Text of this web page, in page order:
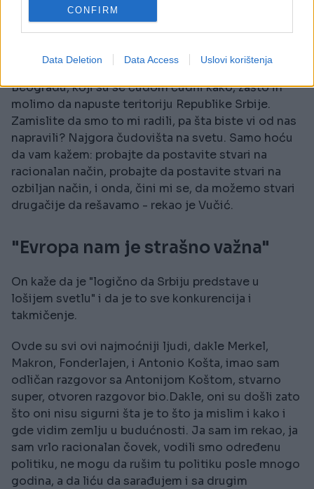
CONFIRM
Data Deletion Data Access Uslovi korištenja
ni u čemu drugom. I hoćete da me naterate da
kažem da je to bilo mnogo gore nego njihovo
učešće? Pa mi smo odavde imali, imali ste
poslanike koji su učestvovali u nemirima u
Beogradu, koji su se čudom čudili kako, zašto ih
molimo da napuste teritoriju Republike Srbije.
Zamislite da smo to mi radili, pa šta biste vi od nas
napravili? Najgora čudovišta na svetu. Samo hoću
da vam kažem: probajte da postavite stvari na
racionalan način, probajte da postavite stvari na
ozbiljan način, i onda, čini mi se, da možemo stvari
drugačije da rešavamo - rekao je Vučić.
"Evropa nam je strašno važna"
On kaže da je "logično da Srbiju predstave u
lošijem svetlu" i da je to sve konkurencija i
takmičenje.
Ovde su svi ovi najmoćniji ljudi, dakle Merkel,
Makron, Fonderlajen, i Antonio Košta, imao sam
odličan razgovor sa Antonijom Koštom, stvarno
super, otvoren razgovor bio.Dakle, oni su došli zato
što oni nisu sigurni šta je to što ja mislim i kako i
gde vidim zemlju u budućnosti. Ja sam im rekao, ja
sam vrlo racionalan čovek, vodili smo određenu
politiku, ne mogu da rušim tu politiku posle mnogo
godina, a da liću da sarađujem i sa drugim